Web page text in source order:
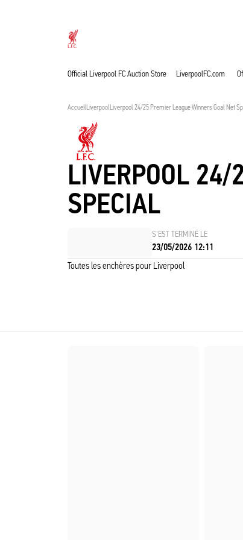
Official Liverpool FC Auction Store LiverpoolFC.com
AccueilLiverpoolLiverpool 24/25 Premier League Winners Goal Net
LIVERPOOL 24/
SPECIAL
S'EST TERMINÉ LE
23/05/2026 12:11
Toutes les enchères pour Liverpool